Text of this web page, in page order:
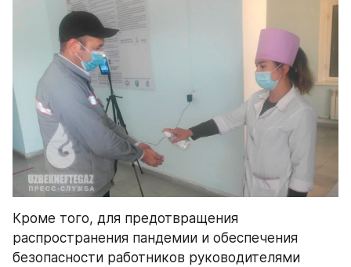
Кроме того, для предотвращения
распространения пандемии и обеспечения
безопасности работников руководителями